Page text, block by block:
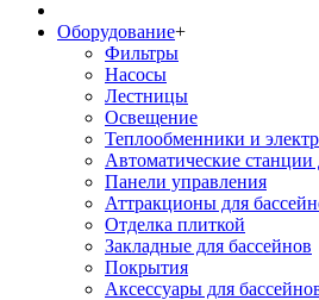
Оборудование+
Фильтры
Насосы
Лестницы
Освещение
Теплообменники и
Автоматические
Панели управления
Аттракционы для
Отделка плиткой
Закладные для бассейнов
Покрытия
Аксессуары для